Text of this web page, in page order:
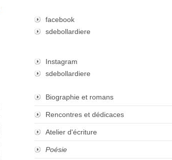
facebook
sdebollardiere
Instagram
sdebollardiere
Biographie et romans
Rencontres et dédicaces
Atelier d'écriture
Poésie